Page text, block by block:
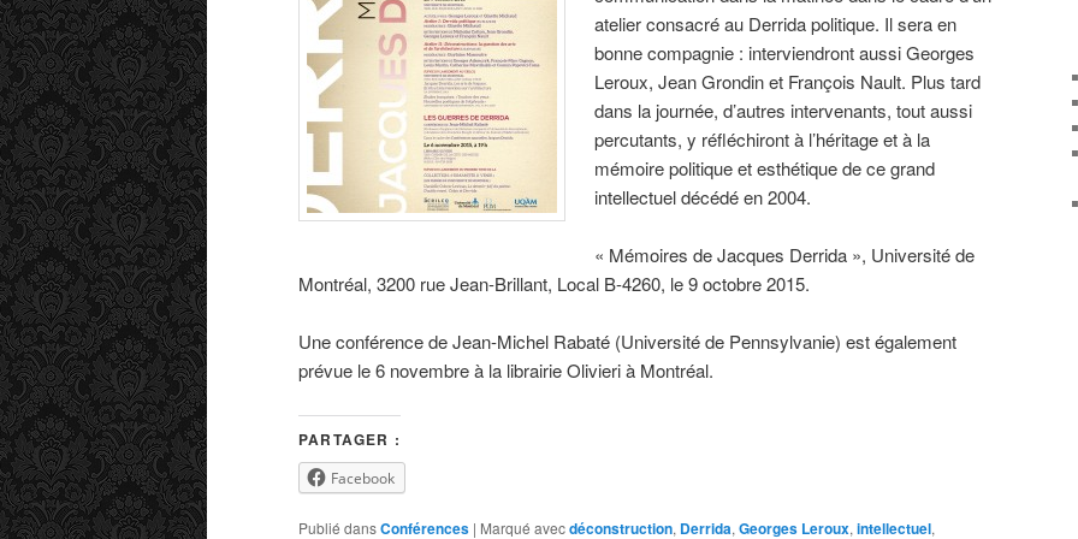
atelier consacré au Derrida politique. Il sera en
bonne compagnie : interviendront aussi Georges
Leroux, Jean Grondin et François Nault. Plus tard
dans la journée, d’autres intervenants, tout aussi
percutants, y réfléchiront à l’héritage et à la
mémoire politique et esthétique de ce grand
intellectuel décédé en 2004.
« Mémoires de Jacques Derrida », Université de
Montréal, 3200 rue Jean-Brillant, Local B-4260, le 9 octobre 2015.
Une conférence de Jean-Michel Rabaté (Université de Pennsylvanie) est également
prévue le 6 novembre à la librairie Olivieri à Montréal.
PARTAGER :
Facebook
Publié dansConférences | Marqué avecdéconstruction, Derrida, Georges Leroux, intellectuel,